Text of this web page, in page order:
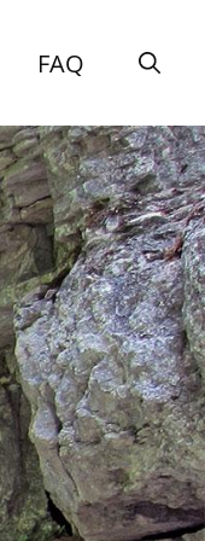
FAQ